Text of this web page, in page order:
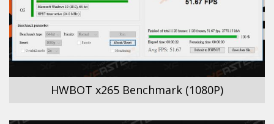
HWBOT x265 Benchmark (1080P)